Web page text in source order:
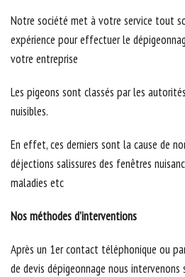
Notre société met à votre service tout
expérience pour effectuer le
votre entreprise
Les pigeons sont classés par les
nuisibles.
En effet, ces derniers sont la cause de
déjections salissures des fenêtres
maladies etc
Nos méthodes d’interventions
Après un 1er contact téléphonique ou
de devis dépigeonnage nous